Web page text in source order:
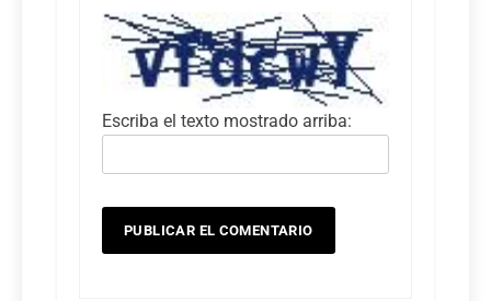
Escriba el texto mostrado arriba: